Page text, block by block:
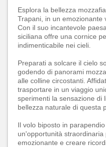
Esplora la bellezza
Trapani, in un emozionante
Con il suo incantevole
siciliana offre una cornice
indimenticabile nei cieli.
Preparati a solcare il cielo
godendo di panorami
alle colline circostanti.
trasportare in un viaggio
sperimenti la sensazione di
bellezza naturale di questa
Il volo biposto in
un'opportunità
emozionante e creare